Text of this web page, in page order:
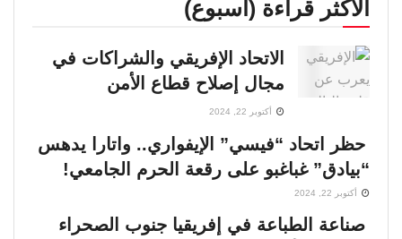
الأكثر قراءة (أسبوع)
الاتحاد الإفريقي والشراكات في
مجال إصلاح قطاع الأمن
أكتوبر 22, 2024
حظر اتحاد “فيسي” الإيفواري.. واتارا يدهس
“بيادق” غباغبو على رقعة الحرم الجامعي!
أكتوبر 22, 2024
صناعة الطباعة في إفريقيا جنوب الصحراء